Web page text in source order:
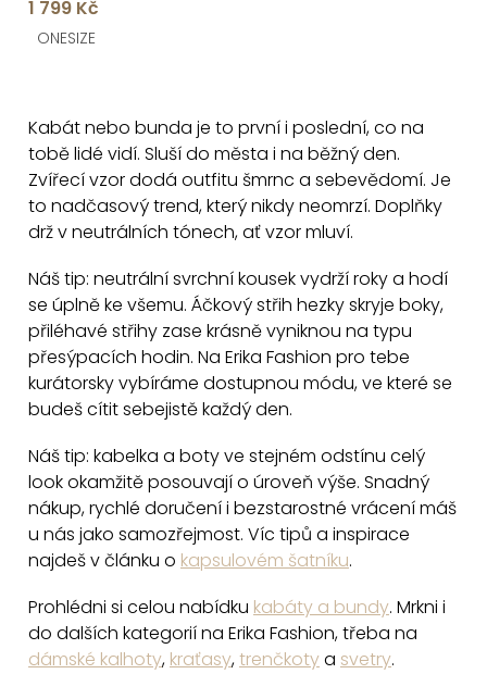
kabátek NIALLY
1 799 Kč
ONESIZE
l
á
d
a
í
p
r
v
k
y
v
ý
p
i
s
u
Kabát nebo bunda je to první i poslední, co na
tobě lidé vidí. Sluší do města i na běžný den.
Zvířecí vzor dodá outfitu šmrnc a sebevědomí. Je
to nadčasový trend, který nikdy neomrzí. Doplňky
drž v neutrálních tónech, ať vzor mluví.
Náš tip: neutrální svrchní kousek vydrží roky a hodí
se úplně ke všemu. Áčkový střih hezky skryje boky,
přiléhavé střihy zase krásně vyniknou na typu
přesýpacích hodin. Na Erika Fashion pro tebe
kurátorsky vybíráme dostupnou módu, ve které se
budeš cítit sebejistě každý den.
Náš tip: kabelka a boty ve stejném odstínu celý
look okamžitě posouvají o úroveň výše. Snadný
nákup, rychlé doručení i bezstarostné vrácení máš
u nás jako samozřejmost. Víc tipů a inspirace
najdeš v článku o kapsulovém šatníku.
Prohlédni si celou nabídku kabáty a bundy. Mrkni i
do dalších kategorií na Erika Fashion, třeba na
dámské kalhoty, kraťasy,trenčkotya svetry.